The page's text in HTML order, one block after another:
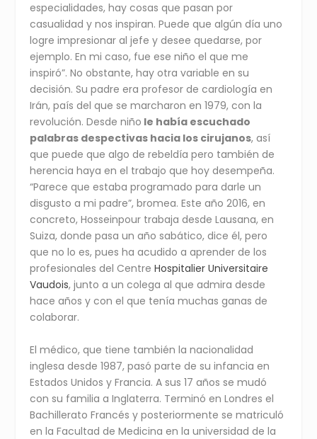
especialidades, hay cosas que pasan por
casualidad y nos inspiran. Puede que algún día uno
logre impresionar al jefe y desee quedarse, por
ejemplo. En mi caso, fue ese niño el que me
inspiró”. No obstante, hay otra variable en su
decisión. Su padre era profesor de cardiología en
Irán, país del que se marcharon en 1979, con la
revolución. Desde niño le había escuchado
palabras despectivas hacia los cirujanos, así
que puede que algo de rebeldía pero también de
herencia haya en el trabajo que hoy desempeña.
“Parece que estaba programado para darle un
disgusto a mi padre”, bromea. Este año 2016, en
concreto, Hosseinpour trabaja desde Lausana, en
Suiza, donde pasa un año sabático, dice él, pero
que no lo es, pues ha acudido a aprender de los
profesionales del CentreHospitalier Universitaire
Vaudois, junto a un colega al que admira desde
hace años y con el que tenía muchas ganas de
colaborar.
El médico, que tiene también la nacionalidad
inglesa desde 1987, pasó parte de su infancia en
Estados Unidos y Francia. A sus 17 años se mudó
con su familia a Inglaterra. Terminó en Londres el
Bachillerato Francés y posteriormente se matriculó
en la Facultad de Medicina en la universidad de la